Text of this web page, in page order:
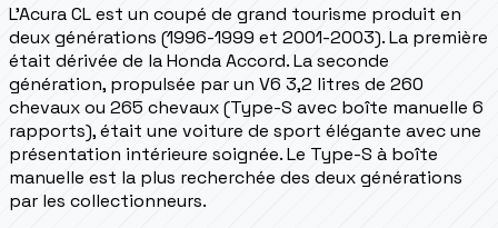
L'Acura CL est un coupé de grand tourisme produit en
deux générations (1996-1999 et 2001-2003). La première
était dérivée de la Honda Accord. La seconde
génération, propulsée par un V6 3,2 litres de 260
chevaux ou 265 chevaux (Type-S avec boîte manuelle 6
rapports), était une voiture de sport élégante avec une
présentation intérieure soignée. Le Type-S à boîte
manuelle est la plus recherchée des deux générations
par les collectionneurs.